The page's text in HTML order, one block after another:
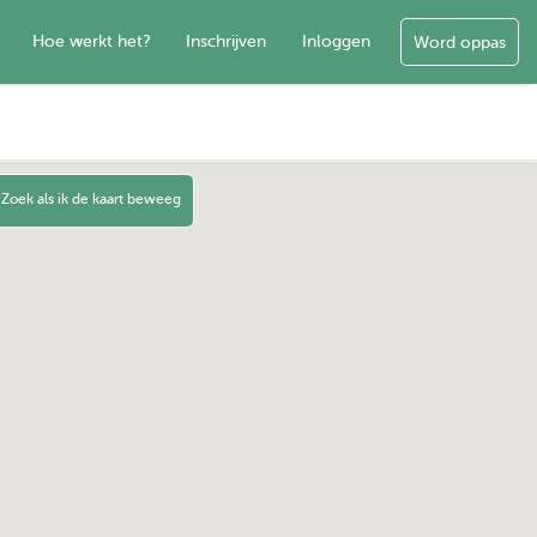
Hoe werkt het? Inschrijven Inloggen Word oppas
Zoek als ik de kaart beweeg